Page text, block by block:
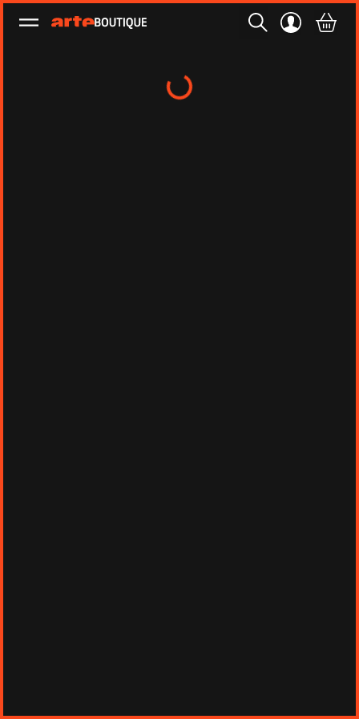
Ouvrir le menu